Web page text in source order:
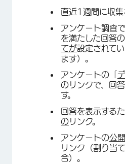
直近1週間に収集
アンケート調査
を満たした回答
てが設定されて
ます）。
アンケートの「
のリンクで、回
す。
回答を表示する
のリンク。
アンケートの公
リンク（割り当
合）。